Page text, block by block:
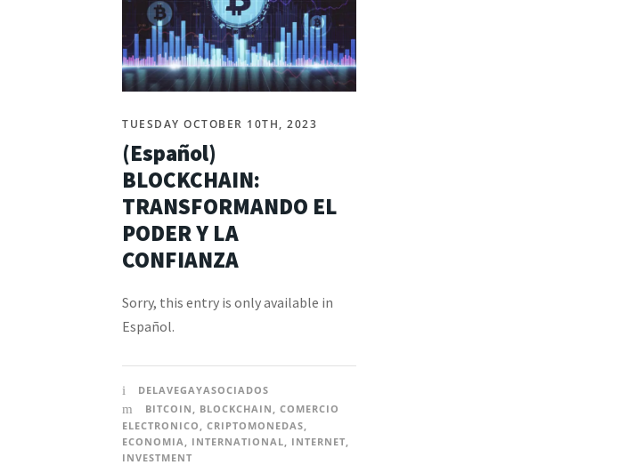
TUESDAY OCTOBER 10TH, 2023
(Español)
BLOCKCHAIN:
TRANSFORMANDO EL
PODER Y LA
CONFIANZA
Sorry, this entry is only available in
Español.
DELAVEGAYASOCIADOS
BITCOIN , BLOCKCHAIN , COMERCIO
ELECTRONICO , CRIPTOMONEDAS,
ECONOMIA, INTERNATIONAL, INTERNET,
INVESTMENT